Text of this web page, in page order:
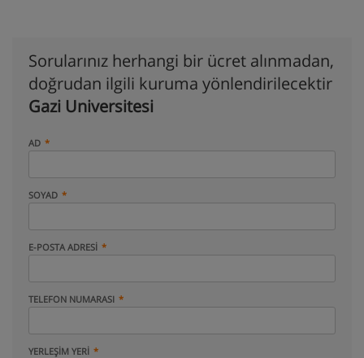
Sorularınız herhangi bir ücret alınmadan,
doğrudan ilgili kuruma yönlendirilecektir
Gazi Universitesi
AD
SOYAD
E-POSTA ADRESI
TELEFON NUMARASI
YERLEŞIM YERI